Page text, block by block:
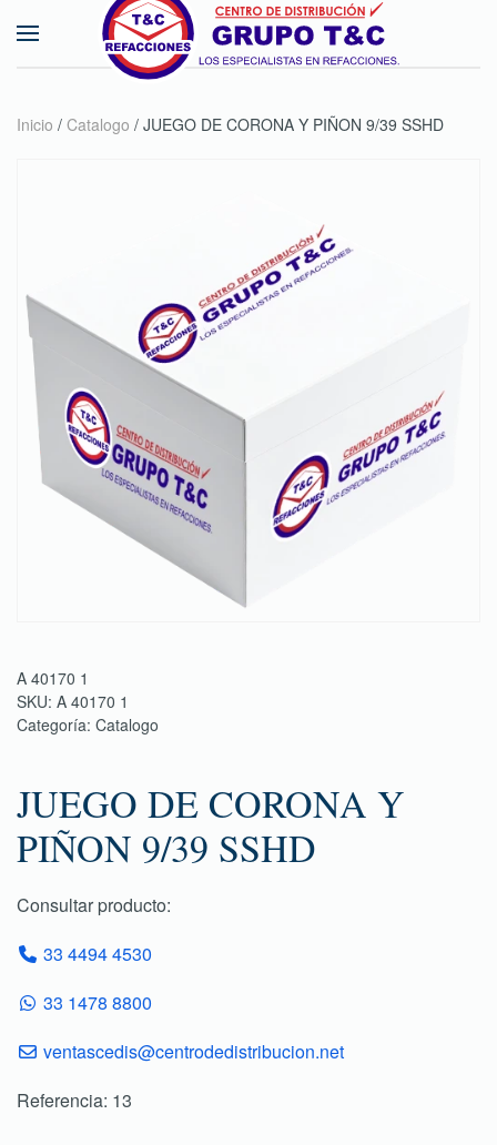
Skip to main content
Inicio / Catalogo / JUEGO DE CORONA Y PIÑON 9/39 SSHD
A 40170 1
SKU: A 40170 1
Categoría: Catalogo
JUEGO DE CORONA Y
PIÑON 9/39 SSHD
Consultar producto:
33 4494 4530
33 1478 8800
ventascedis@centrodedistribucion.net
Referencia: 13